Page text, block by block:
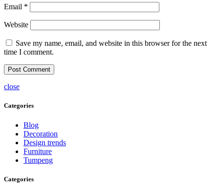
Email *
Website
Save my name, email, and website in this browser for the next
time I comment.
close
Categories
Blog
Decoration
Design trends
Furniture
Tumpeng
Categories